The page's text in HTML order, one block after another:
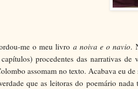
me o meu livroa noiva e o navio.
procedentes das narrativas
assomam no texto. Acabava eu
que as leitoras do poemário